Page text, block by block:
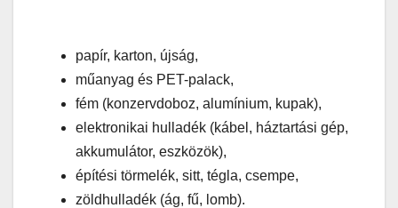
papír, karton, újság,
műanyag és PET-palack,
fém (konzervdoboz, alumínium, kupak),
elektronikai hulladék (kábel, háztartási gép,
akkumulátor, eszközök),
építési törmelék, sitt, tégla, csempe,
zöldhulladék (ág, fű, lomb).